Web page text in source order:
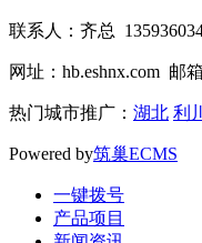
联系人：齐总
网址：hb.eshnx.com 邮
热门城市推广： 湖北 利川
Powered by筑巢ECMS
一键拨号
产品项目